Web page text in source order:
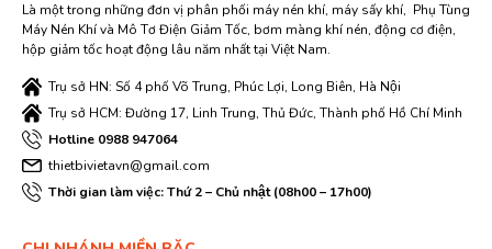
Là một trong những đơn vị phân phối máy nén khí, máy sấy khí, Phụ Tùng
Máy Nén Khí và Mô Tơ Điện Giảm Tốc, bơm màng khí nén, động cơ điện,
hộp giảm tốc hoạt động lâu năm nhất tại Việt Nam.
Trụ sở HN: Số 4 phố Võ Trung, Phúc Lợi, Long Biên, Hà Nội
Trụ sở HCM: Đường 17, Linh Trung, Thủ Đức, Thành phố Hồ Chí Minh
Hotline 0988 947064
thietbivietavn@gmail.com
Thời gian làm việc: Thứ 2 – Chủ nhật (08h00 – 17h00)